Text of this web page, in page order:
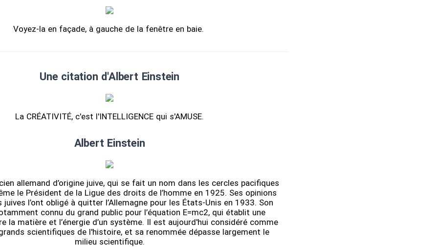
Voyez-la en façade, à gauche de la fenêtre en baie.
Une citation d'Albert Einstein
La CRÉATIVITÉ, c'est l'INTELLIGENCE qui s'AMUSE.
Albert Einstein
allemand d’origine juive, qui se fait un nom dans les cercles pacifiques
le Président de la Ligue des droits de l’homme en 1925. Ses opinions
l’ont obligé à quitter l’Allemagne pour les États-Unis en 1933. Son
connu du grand public pour l’équation E=mc2, qui établit une
la matière et l’énergie d’un système. Il est aujourd'hui considéré comme
scientifiques de l'histoire, et sa renommée dépasse largement le
milieu scientifique.